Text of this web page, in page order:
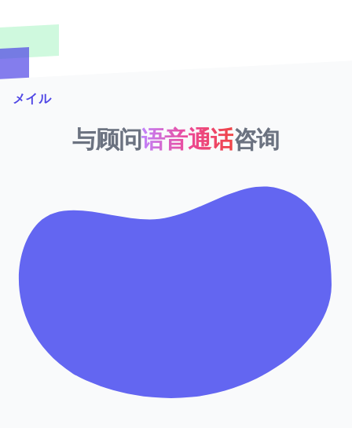
メイル
与顾问语音通话咨询